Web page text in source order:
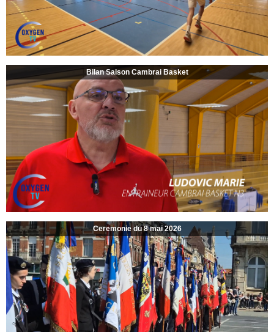
Bilan Saison Cambrai Basket
Ceremonie du 8 mai 2026